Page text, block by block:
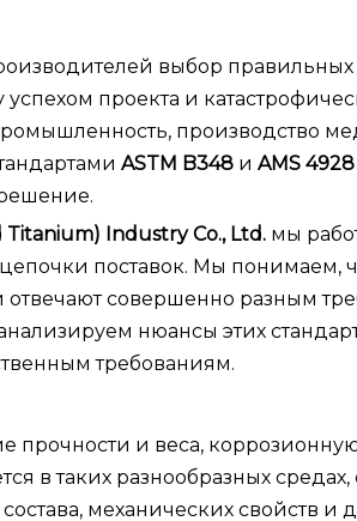
выбор правильных
проекта и
производство
ASTM B348 и AMS 4928
Titanium) Industry Co., Ltd. мы
поставок. Мы понимаем,
отвечают совершенно разным
нюансы этих
требованиям.
прочности и веса,
в таких разнообразных
механических свойств и